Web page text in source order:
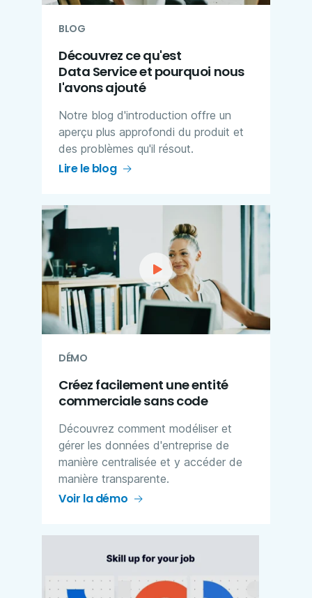
BLOG
Découvrez ce qu'est
Data Service et pourquoi nous
l'avons ajouté
Notre blog d'introduction offre un
aperçu plus approfondi du produit et
des problèmes qu'il résout.
Lire le blog
DÉMO
Créez facilement une entité
commerciale sans code​
Découvrez comment modéliser et
gérer les données d'entreprise de
manière centralisée et y accéder de
manière transparente​.
Voir la démo